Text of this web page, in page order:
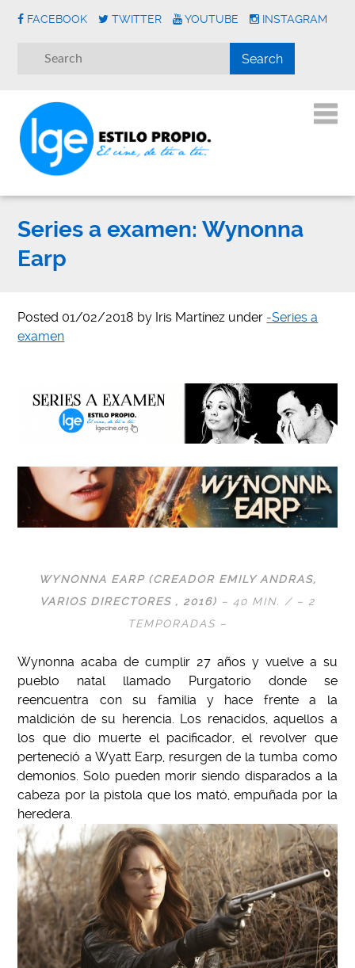
FACEBOOK TWITTER YOUTUBE INSTAGRAM
Series a examen: Wynonna
Earp
Posted 01/02/2018 by Iris Martínez under -Series a
examen
WYNONNA EARP (CREADOR EMILY ANDRAS,
VARIOS DIRECTORES , 2016) – 40 MIN. / – 2
TEMPORADAS –
Wynonna acaba de cumplir 27 años y vuelve a su
pueblo natal llamado Purgatorio donde se
reencuentra con su familia y hace frente a la
maldición de su herencia. Los renacidos, aquellos a
los que dio muerte el pacificador, el revolver que
perteneció a Wyatt Earp, resurgen de la tumba como
demonios. Solo pueden morir siendo disparados a la
cabeza por la pistola que los mató, empuñada por la
heredera.